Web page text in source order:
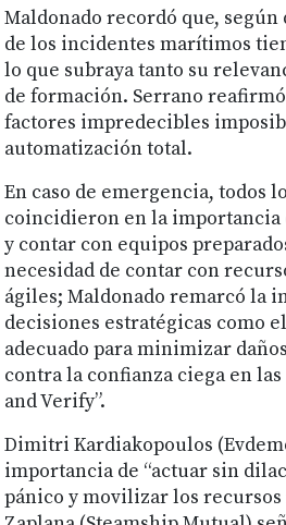
Maldonado recordó que, según
de los incidentes marítimos
lo que subraya tanto su
de formación. Serrano
factores impredecibles
automatización total.
En caso de emergencia, todos
coincidieron en la importancia
y contar con equipos
necesidad de contar con
ágiles; Maldonado remarcó la
decisiones estratégicas como
adecuado para minimizar
contra la confianza ciega en
and Verify”.
Dimitri Kardiakopoulos
importancia de “actuar sin
pánico y movilizar los recursos